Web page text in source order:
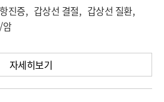
진증, 갑상선 결절, 갑상선 질환,
암
자세히보기